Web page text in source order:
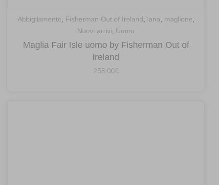
Abbigliamento, Fisherman Out of Ireland, lana, maglione,
Nuovi arrivi, Uomo
Maglia Fair Isle uomo by Fisherman Out of
Ireland
258,00€